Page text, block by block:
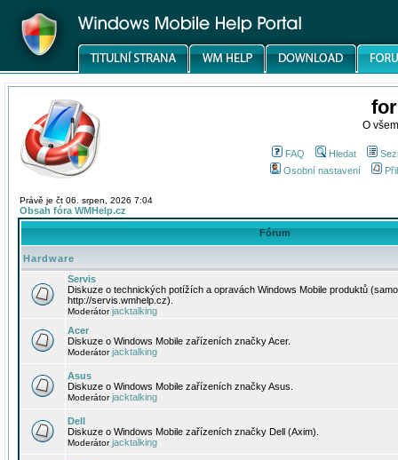
O
FAQ Hledat
Osobní nastavení
Právě je čt 06. srpen, 2026 7:04
Obsah fóra WMHelp.cz
Fórum
Hardware
Servis
Diskuze o technických potížích a opravách Windows Mobile produktů
http://servis.wmhelp.cz).
Moderátorjacktalking
Acer
Diskuze o Windows Mobile zařízeních značky Acer.
Moderátorjacktalking
Asus
Diskuze o Windows Mobile zařízeních značky Asus.
Moderátorjacktalking
Dell
Diskuze o Windows Mobile zařízeních značky Dell (Axim).
Moderátorjacktalking